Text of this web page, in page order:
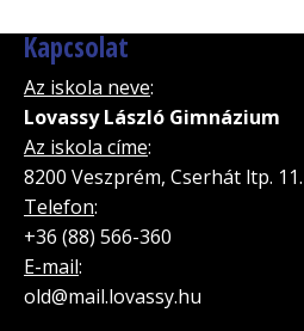
Kapcsolat
Az iskola neve:
Lovassy László Gimnázium
Az iskola címe:
8200 Veszprém, Cserhát ltp. 11.
Telefon:
+36 (88) 566-360
E-mail:
old@mail.lovassy.hu